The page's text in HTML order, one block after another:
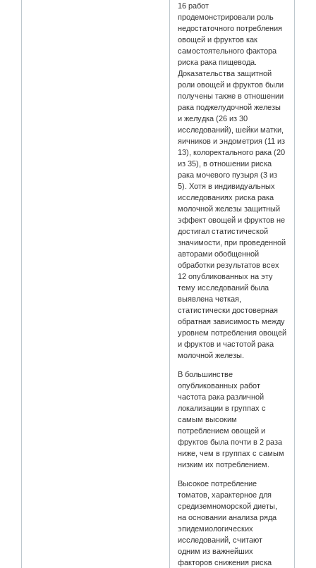
16 работ
продемонстрировали роль
недостаточного потребления
овощей и фруктов как
самостоятельного фактора
риска рака пищевода.
Доказательства защитной
роли овощей и фруктов были
получены также в отношении
рака поджелудочной железы
и желудка (26 из 30
исследований), шейки матки,
яичников и эндометрия (11 из
13), колоректального рака (20
из 35), в отношении риска
рака мочевого пузыря (3 из
5). Хотя в индивидуальных
исследованиях риска рака
молочной железы защитный
эффект овощей и фруктов не
достигал статистической
значимости, при проведенной
авторами обобщенной
обработки результатов всех
12 опубликованных на эту
тему исследований была
выявлена четкая,
статистически достоверная
обратная зависимость между
уровнем потребления овощей
и фруктов и частотой рака
молочной железы.
В большинстве
опубликованных работ
частота рака различной
локализации в группах с
самым высоким
потреблением овощей и
фруктов была почти в 2 раза
ниже, чем в группах с самым
низким их потреблением.
Высокое потребление
томатов, характерное для
средиземноморской диеты,
на основании анализа ряда
эпидемиологических
исследований, считают
одним из важнейших
факторов снижения риска